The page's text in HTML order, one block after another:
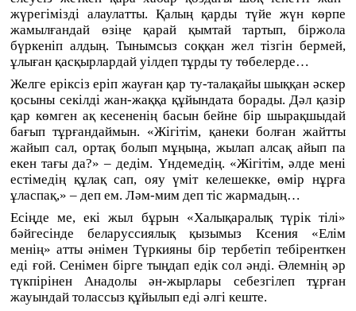
жүрегімізді алаулатты. Қалың қарды түйе жүн көрпе
жамылғандай өзіңе қарай қымтай тартып, біржола
бүркеніп алдың. Тынымсыз соққан жел тізгін бермей,
ұлыған қасқырлардай уілдеп тұрды ту төбелерде…
Желге еріксіз еріп жауған қар ту-талақайы шыққан әскер
қосыны секілді жан-жаққа құйындата борады. Дәл қазір
қар көмген ақ кесененің басын бейне бір шырақшыдай
бағып тұрғандаймын. «Жігітім, қанеки болған жайтты
жайып сал, ортақ болып мұңыңа, жылап алсақ айып па
екен тағы да?» – дедім. Үндемедің. «Жігітім, әлде мені
естімедің құлақ сап, ояу үміт келешекке, өмір нұрға
ұласпақ,» – деп ем. Ләм-мим деп тіс жармадың…
Есіңде ме, екі жыл бұрын «Халықаралық түрік тілі»
бәйгесінде беларуссиялық қызымыз Ксения «Елім
менің» атты әнімен Түркияны бір тербетіп тебіренткен
еді ғой. Сенімен бірге тыңдап едік сол әнді. Әлемнің әр
түкпірінен Анадолы ән-жырлары себезгілеп тұрған
жауындай толассыз құйылып еді әлгі кеште.